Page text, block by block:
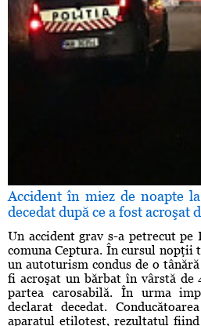
Accident în miez de noapte
decedat după ce a fost acroşat
Un accident grav s-a petrecut pe
comuna Ceptura. În cursul
un autoturism condus de o
fi acroşat un bărbat în vârstă de
partea carosabilă. În urma
declarat decedat.
aparatul etilotest, rezultatul